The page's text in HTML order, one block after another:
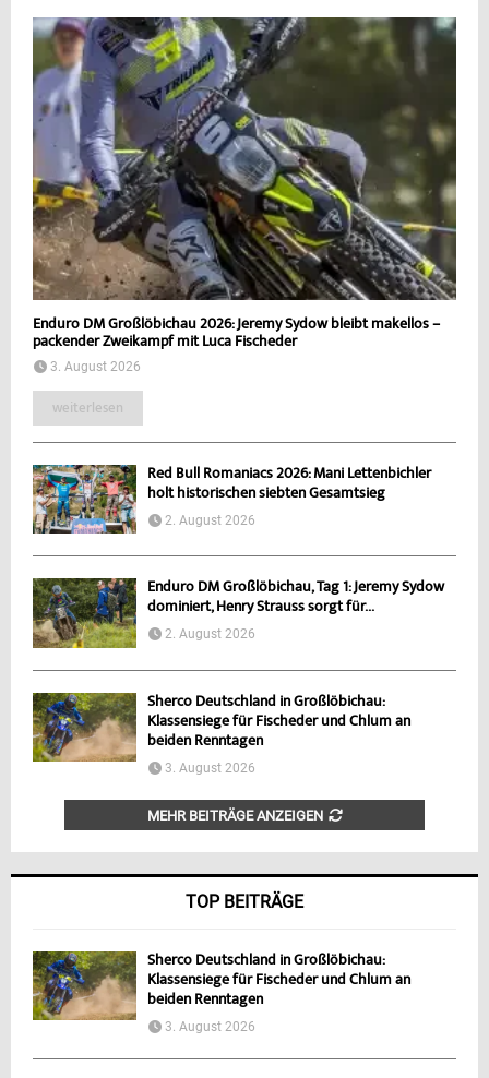
Enduro DM Großlöbichau 2026: Jeremy Sydow bleibt makellos –
packender Zweikampf mit Luca Fischeder
3. August 2026
weiterlesen
Red Bull Romaniacs 2026: Mani Lettenbichler
holt historischen siebten Gesamtsieg
2. August 2026
Enduro DM Großlöbichau, Tag 1: Jeremy Sydow
dominiert, Henry Strauss sorgt für...
2. August 2026
Sherco Deutschland in Großlöbichau:
Klassensiege für Fischeder und Chlum an
beiden Renntagen
3. August 2026
MEHR BEITRÄGE ANZEIGEN
TOP BEITRÄGE
Sherco Deutschland in Großlöbichau:
Klassensiege für Fischeder und Chlum an
beiden Renntagen
3. August 2026